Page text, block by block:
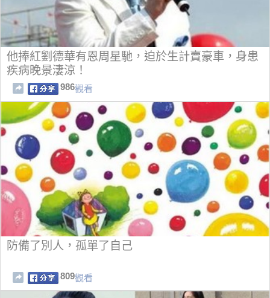
他捧紅劉德華有恩周星馳，迫於生計賣豪車，身患
疾病晚景淒涼！
986觀看
防備了別人，孤單了自己
809觀看